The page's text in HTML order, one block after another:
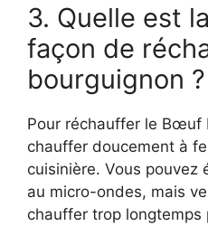
3. Quelle est
façon de
bourguignon ?
Pour réchauffer le Bœuf
chauffer doucement à
cuisinière. Vous pouvez
au micro-ondes, mais
chauffer trop longtemps